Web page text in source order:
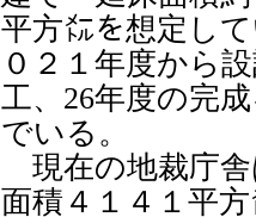
平方㍍を想定し
０２１年度から
工、26年度の完
でいる。
現在の地裁庁舎
面積４１４１平